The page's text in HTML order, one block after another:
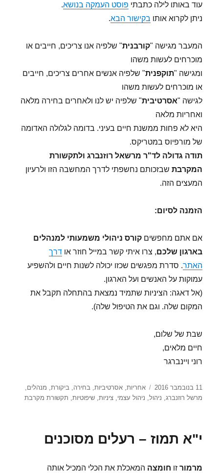
עוד באותו לילה כתבתי פוסט העמקה בנושא.
ניתן לקרוא אותו בקישור הבא.
המעבר מגישה "קורבנית" שלפיה אנו צריכים, חייבים או
מוכרחים לעשות משהו
ומגישה "תוקפנית" שלפיה אנשים אחרים צריכים, חייבים
או מוכרחים לעשות משהו
לגישה "אסרטיבית" שלפיה יש לנו ולאחרים בחירה מלאה
ואחריות מלאה
היא לא פחות ממשנת חיים בעיני. בדומה לגלולה האדומה
של מורפיוס במטריקס.
תודה גדולה לד"ר מרשאל רוזנברג ולתקשורת
המקרבת שבזכותם נחשפתי לדרך המחשבה הזו ולרעיון
המעצים הזה.
הזמנה לסיום:
אם אתם מחפשיםקורס ניהולי משמעותי למנהלים
בארגון שלכם, צרו איתי קשר במייל חוזר אודרך
האתר. סדרת מפגשים שכזו יכולה לשנות חיים ולהשפיע
עמוקות על האנשים ועל הארגון.
(אל דאגה: הציניות שתמיד נמצאת בהתחלה תקבל את
המקום שלה. וגם את הטיפול שלה).
שבת של שלום,
חיים מלאים,
רוני ויינברגר
פורסם
בתאריך
11 בנובמבר 2016 תגיות
אחריות,אסרטיביות,בחירה,ביקורת, מנהלים,
מרשל רוזנברג, ניהול, ניהול עצמי,ציניות,שיפוטיות, תקשורת מקרבת
י"א תמוז – רעלים מסוכנים
מרמור זו חומצה המאכלת את הכלי המכיל אותה